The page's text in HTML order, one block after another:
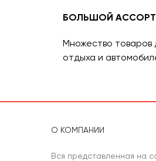
БОЛЬШОЙ
Множество товаров
отдыха и
О КОМПАНИИ
Вся представленная на